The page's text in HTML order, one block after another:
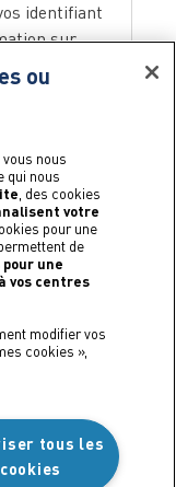
identifiant
sur
les
à
et
pour
Si vous
sur le lien
de vous
ou
nous
qui nous
, des cookies
votre
pour une
de
une
vos centres
modifier vos
cookies »,
tous les
cookies